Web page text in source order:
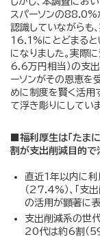
スパーソンの88.0%
認識していながらも
16.1%にとどまると
になりました。実際
6.6万円相当）の支
ーソンがその恩恵を
めに制度を賢く活用
て浮き彫りにしていま
■福利厚生は「たま
割が支出削減目的で
直近1年以内に利
（27.4%）、「支
の活用が顕著に表
支出削減系の世
20代は約6割（